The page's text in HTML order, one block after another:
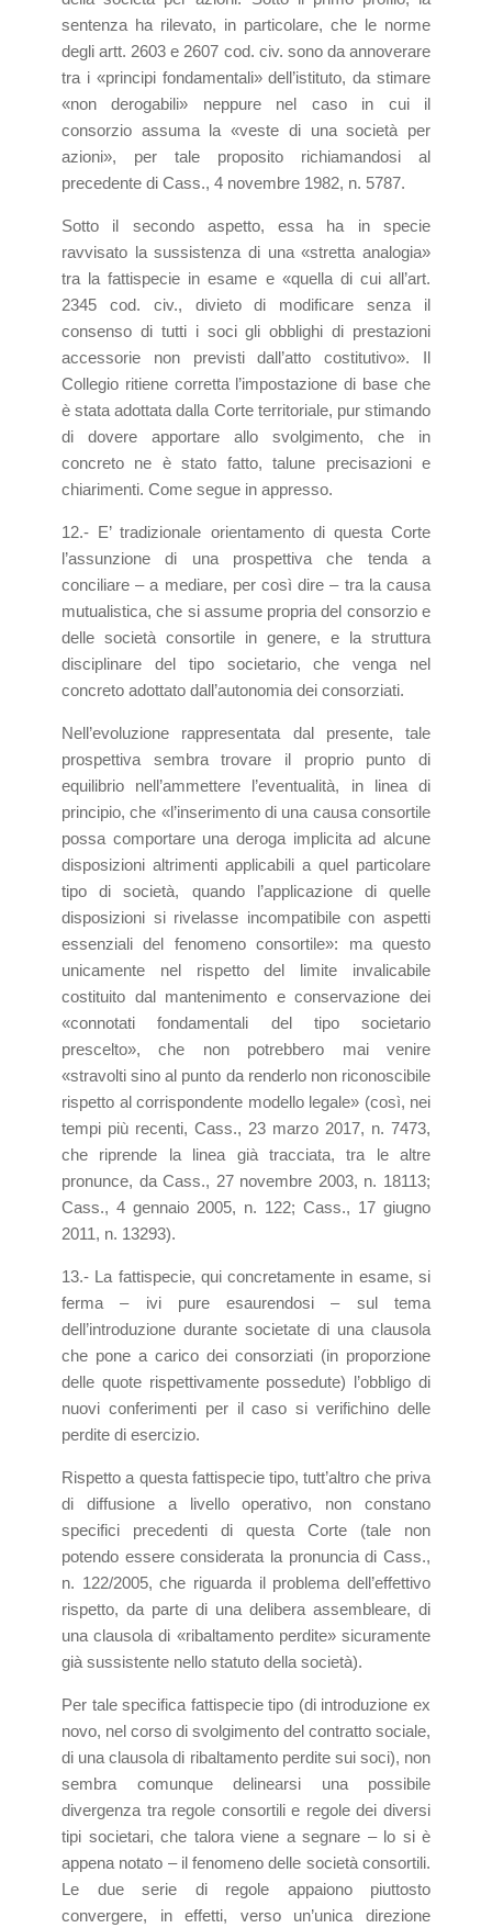
sentenza ha rilevato, in particolare, che le norme
degli artt. 2603 e 2607 cod. civ. sono da annoverare
tra i «principi fondamentali» dell’istituto, da stimare
«non derogabili» neppure nel caso in cui il
consorzio assuma la «veste di una società per
azioni», per tale proposito richiamandosi al
precedente di Cass., 4 novembre 1982, n. 5787.
Sotto il secondo aspetto, essa ha in specie
ravvisato la sussistenza di una «stretta analogia»
tra la fattispecie in esame e «quella di cui all’art.
2345 cod. civ., divieto di modificare senza il
consenso di tutti i soci gli obblighi di prestazioni
accessorie non previsti dall’atto costitutivo». Il
Collegio ritiene corretta l’impostazione di base che
è stata adottata dalla Corte territoriale, pur stimando
di dovere apportare allo svolgimento, che in
concreto ne è stato fatto, talune precisazioni e
chiarimenti. Come segue in appresso.
12.- E’ tradizionale orientamento di questa Corte
l’assunzione di una prospettiva che tenda a
conciliare – a mediare, per così dire – tra la causa
mutualistica, che si assume propria del consorzio e
delle società consortile in genere, e la struttura
disciplinare del tipo societario, che venga nel
concreto adottato dall’autonomia dei consorziati.
Nell’evoluzione rappresentata dal presente, tale
prospettiva sembra trovare il proprio punto di
equilibrio nell’ammettere l’eventualità, in linea di
principio, che «l’inserimento di una causa consortile
possa comportare una deroga implicita ad alcune
disposizioni altrimenti applicabili a quel particolare
tipo di società, quando l’applicazione di quelle
disposizioni si rivelasse incompatibile con aspetti
essenziali del fenomeno consortile»: ma questo
unicamente nel rispetto del limite invalicabile
costituito dal mantenimento e conservazione dei
«connotati fondamentali del tipo societario
prescelto», che non potrebbero mai venire
«stravolti sino al punto da renderlo non riconoscibile
rispetto al corrispondente modello legale» (così, nei
tempi più recenti, Cass., 23 marzo 2017, n. 7473,
che riprende la linea già tracciata, tra le altre
pronunce, da Cass., 27 novembre 2003, n. 18113;
Cass., 4 gennaio 2005, n. 122; Cass., 17 giugno
2011, n. 13293).
13.- La fattispecie, qui concretamente in esame, si
ferma – ivi pure esaurendosi – sul tema
dell’introduzione durante societate di una clausola
che pone a carico dei consorziati (in proporzione
delle quote rispettivamente possedute) l’obbligo di
nuovi conferimenti per il caso si verifichino delle
perdite di esercizio.
Rispetto a questa fattispecie tipo, tutt’altro che priva
di diffusione a livello operativo, non constano
specifici precedenti di questa Corte (tale non
potendo essere considerata la pronuncia di Cass.,
n. 122/2005, che riguarda il problema dell’effettivo
rispetto, da parte di una delibera assembleare, di
una clausola di «ribaltamento perdite» sicuramente
già sussistente nello statuto della società).
Per tale specifica fattispecie tipo (di introduzione ex
novo, nel corso di svolgimento del contratto sociale,
di una clausola di ribaltamento perdite sui soci), non
sembra comunque delinearsi una possibile
divergenza tra regole consortili e regole dei diversi
tipi societari, che talora viene a segnare – lo si è
appena notato – il fenomeno delle società consortili.
Le due serie di regole appaiono piuttosto
convergere, in effetti, verso un’unica direzione